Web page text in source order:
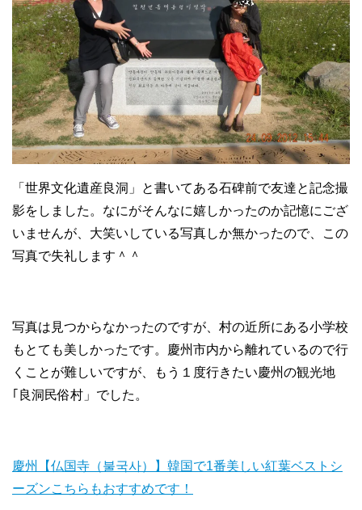
「世界文化遺産良洞」と書いてある石碑前で友達と記念撮
影をしました。なにがそんなに嬉しかったのか記憶にござ
いませんが、大笑いしている写真しか無かったので、この
写真で失礼します＾＾
写真は見つからなかったのですが、村の近所にある小学校
もとても美しかったです。慶州市内から離れているので行
くことが難しいですが、もう１度行きたい慶州の観光地
｢良洞民俗村」でした。
慶州【仏国寺（불국사）】韓国で1番美しい紅葉ベストシ
ーズンこちらもおすすめです！